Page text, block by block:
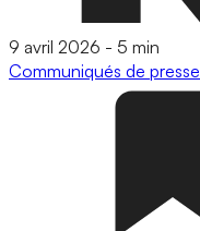
9 avril 2026 - 5 min
Communiqués de presse